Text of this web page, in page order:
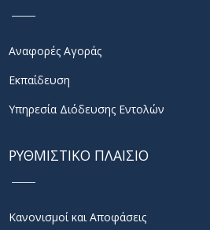
Αναφορές Αγοράς
Εκπαίδευση
Υπηρεσία Διόδευσης Εντολών
ΡΥΘΜΙΣΤΙΚΟ ΠΛΑΙΣΙΟ
Κανονισμοί και Αποφάσεις